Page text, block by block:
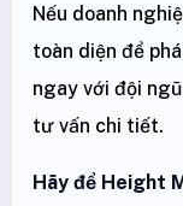
Nếu doanh
toàn diện để
ngay với đội
tư vấn chi tiết.
Hãy để Height